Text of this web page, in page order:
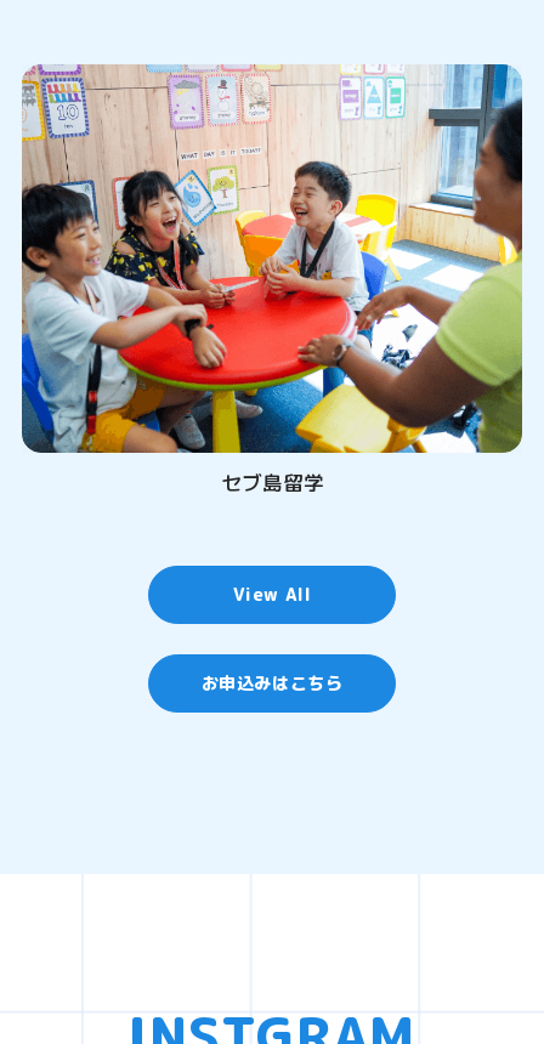
セブ島留学
View All
お申込みはこちら